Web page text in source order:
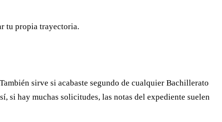
tu propia trayectoria.
sirve si acabaste segundo de cualquier Bachillerato
si hay muchas solicitudes, las notas del expediente suelen